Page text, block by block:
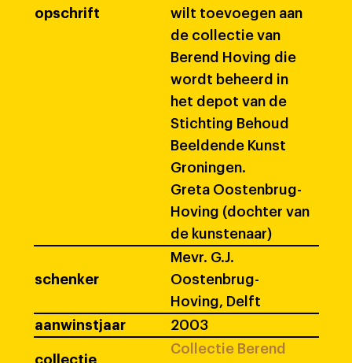
opschrift
wilt toevoegen aan
de collectie van
Berend Hoving die
wordt beheerd in
het depot van de
Stichting Behoud
Beeldende Kunst
Groningen.
Greta Oostenbrug-
Hoving (dochter van
de kunstenaar)
schenker
Mevr. G.J.
Oostenbrug-
Hoving, Delft
aanwinstjaar
2003
collectie
Collectie Berend